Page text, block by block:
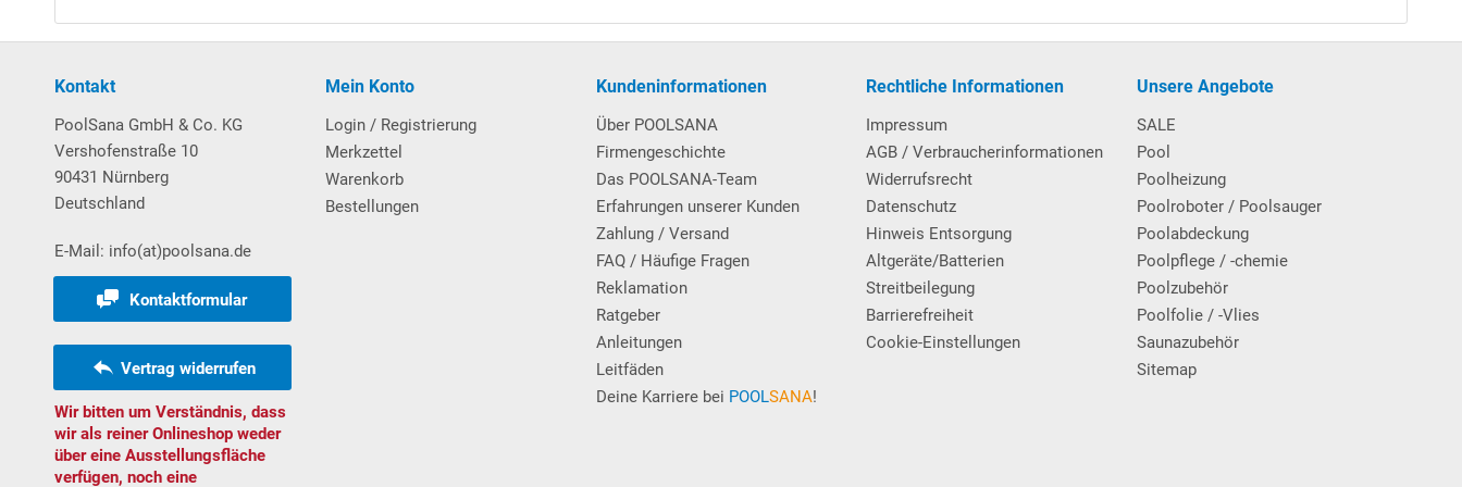
Download Anleitung Filteranlage PRO Next 500
aufklappen zum Weiterlesen
Verrohrungsmaterial
aufklappen zum Weiterlesen
Schutzvlies
Reinigungsset "PLUS"
Kontakt
PoolSana GmbH & Co. KG
Vershofenstraße 10
90431 Nürnberg
Deutschland
E-Mail: info(at)poolsana.de
Kontaktformular
Vertrag widerrufen
Wir bitten um Verständnis, dass
wir als reiner Onlineshop weder
über eine Ausstellungsfläche
verfügen, noch eine
Mein Konto
Login / Registrierung
Merkzettel
Warenkorb
Bestellungen
Kundeninformationen
Über POOLSANA
Firmengeschichte
Das POOLSANA-Team
Erfahrungen unserer Kunden
Zahlung / Versand
FAQ / Häufige Fragen
Reklamation
Ratgeber
Anleitungen
Leitfäden
Deine Karriere bei POOLSANA!
Rechtliche Informationen
Impressum
AGB / Verbraucherinformationen
Widerrufsrecht
Datenschutz
Hinweis Entsorgung
Altgeräte/Batterien
Streitbeilegung
Barrierefreiheit
Cookie-Einstellungen
Unsere Angebote
SALE
Pool
Poolheizung
Poolroboter / Poolsauger
Poolabdeckung
Poolpflege / -chemie
Poolzubehör
Poolfolie / -Vlies
Saunazubehör
Sitemap